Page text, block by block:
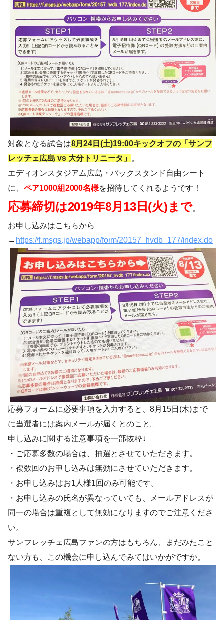
対象となる試合は8月24日(土)19:00キックオフの「サンフ
レッチェ広島 vs 大分トリニータ」 。
エディオンスタジアム広島・バックスタンド自由シート
に、 ペア1000組2000名様を招待してくれるようです！
応募締切は2019年8月13日(火)まで。
お申し込みはこちらから
→ https://f.msgs.jp/webapp/form/20157_hvdb_177/index.do
応募フォームに必要事項を入力すると、8月15日(木)まで
に当選者には案内メールが届くとのこと。
申し込みに関する注意事項を一部抜粋↓
・ご応募多数の場合は、抽選とさせていただきます。
・複数回のお申し込みは無効にさせていただきます。
・お申し込みはお1人様1回のみ可能です。
・お申し込みの氏名が異なっていても、メールアドレスが
同一の場合は重複として無効になりますのでご注意くださ
い。
サンフレッチェ広島ファンの方はもちろん、まだみたこと
ない方も、この機会に申し込んでみてはいかがですか。